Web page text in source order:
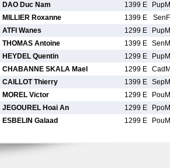
DAO Duc Nam 1399 E
PupM
MILLIER Roxanne 1399 E
SenF
ATFI Wanes 1299 E
PupM
THOMAS Antoine 1399 E SenM
HEYDEL Quentin 1299 E
PupM
CHABANNE SKALA Mael 1299 E
CAILLOT Thierry 1399 E SepM
MOREL Victor 1299 E
PouM
JEGOUREL Hoai An 1299 E
PpoM
ESBELIN Galaad 1299 E PouM